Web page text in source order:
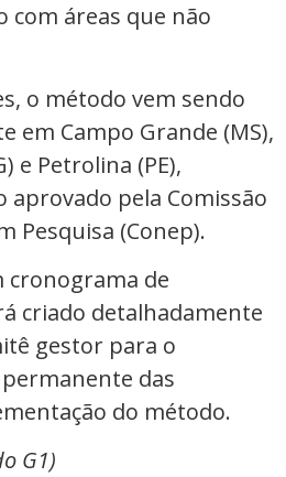
com áreas que não
o método vem sendo
em Campo Grande (MS),
e Petrolina (PE),
pela Comissão
Pesquisa (Conep).
cronograma de
criado detalhadamente
gestor para o
das
do método.
G1)